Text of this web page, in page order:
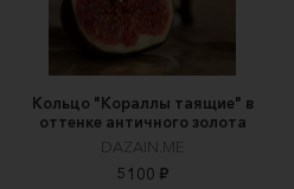
Кольцо "Кораллы таящие" в
оттенке античного золота
DAZAIN.ME
5100 ₽